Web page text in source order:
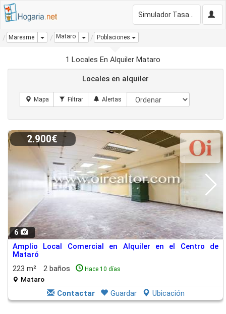
Maresme Dropdown
Mataro Dropdown
Poblaciones
1 Locales En Alquiler Mataro
Locales en alquiler
6
2.900€
Amplio Local Comercial en Alquiler en el Centro de
Mataró
223 m²
2 baños Hace 10 días
Mataro
Contactar Guardar Ubicación